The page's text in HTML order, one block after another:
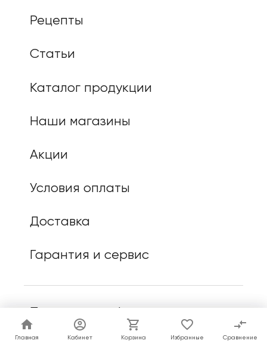
Главная Кабинет Корзина Избранные Сравнение
Главная Кабинет Корзина Избранные Сравнение
Рецепты
Статьи
Каталог продукции
Наши магазины
Акции
Условия оплаты
Доставка
Гарантия и сервис